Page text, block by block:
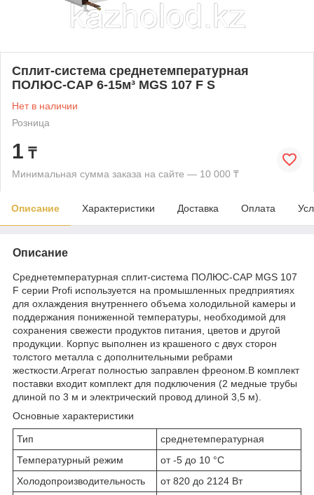
Сплит-система среднетемпературная
ПОЛЮС-САР 6-15м³ MGS 107 F S
Нет в наличии
Розница
1 ₸
Минимальная сумма заказа на сайте — 10 000 ₸
Описание Характеристики Доставка Оплата
Описание
Среднетемпературная сплит-система ПОЛЮС-САР MGS 107
F серии Profi используется на промышленных предприятиях
для охлаждения внутреннего объема холодильной камеры и
поддержания пониженной температуры, необходимой для
сохранения свежести продуктов питания, цветов и другой
продукции. Корпус выполнен из крашеного с двух сторон
толстого металла с дополнительными ребрами
жесткости.Агрегат полностью заправлен фреоном.В комплект
поставки входит комплект для подключения (2 медные трубы
длиной по 3 м и электрический провод длиной 3,5 м).
Основные характеристики
Тип
среднетемпературная
Температурный режим
от -5 до 10 °C
Холодопроизводительность
от 820 до 2124 Вт